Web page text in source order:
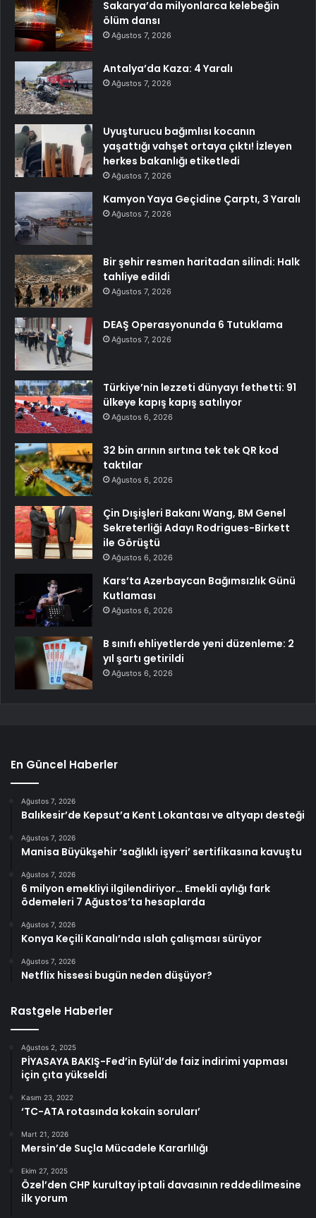
Sakarya’da milyonlarca kelebeğin
ölüm dansı
Ağustos 7, 2026
Antalya’da Kaza: 4 Yaralı
Ağustos 7, 2026
Uyuşturucu bağımlısı kocanın
yaşattığı vahşet ortaya çıktı! İzleyen
herkes bakanlığı etiketledi
Ağustos 7, 2026
Kamyon Yaya Geçidine Çarptı, 3 Yaralı
Ağustos 7, 2026
Bir şehir resmen haritadan silindi: Halk
tahliye edildi
Ağustos 7, 2026
DEAŞ Operasyonunda 6 Tutuklama
Ağustos 7, 2026
Türkiye’nin lezzeti dünyayı fethetti: 91
ülkeye kapış kapış satılıyor
Ağustos 6, 2026
32 bin arının sırtına tek tek QR kod
taktılar
Ağustos 6, 2026
Çin Dışişleri Bakanı Wang, BM Genel
Sekreterliği Adayı Rodrigues-Birkett
ile Görüştü
Ağustos 6, 2026
Kars’ta Azerbaycan Bağımsızlık Günü
Kutlaması
Ağustos 6, 2026
B sınıfı ehliyetlerde yeni düzenleme: 2
yıl şartı getirildi
Ağustos 6, 2026
En Güncel Haberler
Ağustos 7, 2026
Balıkesir’de Kepsut’a Kent Lokantası ve altyapı desteği
Ağustos 7, 2026
Manisa Büyükşehir ‘sağlıklı işyeri’ sertifikasına kavuştu
Ağustos 7, 2026
6 milyon emekliyi ilgilendiriyor… Emekli aylığı fark
ödemeleri 7 Ağustos’ta hesaplarda
Ağustos 7, 2026
Konya Keçili Kanalı’nda ıslah çalışması sürüyor
Ağustos 7, 2026
Netflix hissesi bugün neden düşüyor?
Rastgele Haberler
Ağustos 2, 2025
PİYASAYA BAKIŞ-Fed’in Eylül’de faiz indirimi yapması
için çıta yükseldi
Kasım 23, 2022
‘TC-ATA rotasında kokain soruları’
Mart 21, 2026
Mersin’de Suçla Mücadele Kararlılığı
Ekim 27, 2025
Özel’den CHP kurultay iptali davasının reddedilmesine
ilk yorum